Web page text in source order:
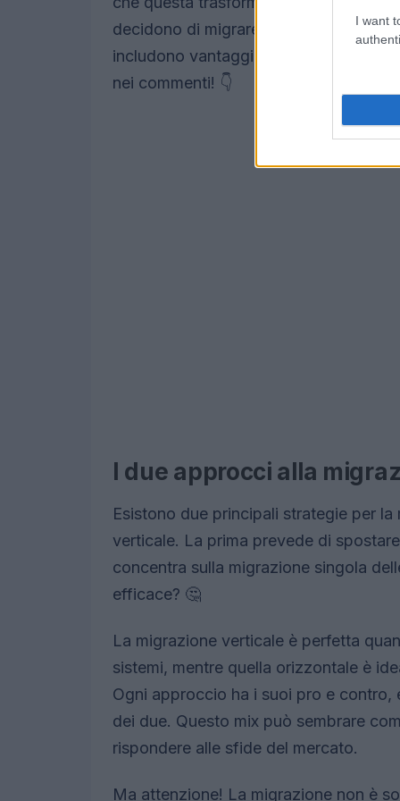
I want
decidono di migrare devono essere
includono vantaggi reali e misurabili.
nei commenti! 👇
I due approcci alla
Esistono due principali strategie per
verticale. La prima prevede di
concentra sulla migrazione singola
efficace? 🤔
La migrazione verticale è perfetta
sistemi, mentre quella orizzontale è
Ogni approccio ha i suoi pro e
dei due. Questo mix può sembrare
rispondere alle sfide del mercato.
Ma attenzione! La migrazione non è